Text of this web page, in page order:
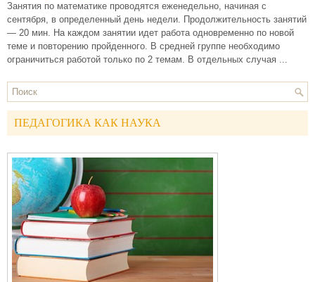
Занятия по математике проводятся еженедельно, начиная с
сентября, в определенный день недели. Продолжительность занятий
— 20 мин. На каждом занятии идет работа одновременно по новой
теме и повторению пройденного. В средней группе необходимо
ограничиться работой только по 2 темам. В отдельных случая ...
ПЕДАГОГИКА КАК НАУКА